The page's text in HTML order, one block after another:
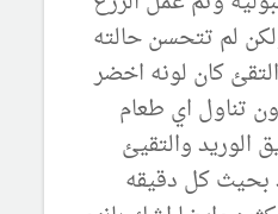
لم تتحسن حالته
كان لونه اخضر
تناول اي طعام
والتقيئ
بحيث كل دقيقه